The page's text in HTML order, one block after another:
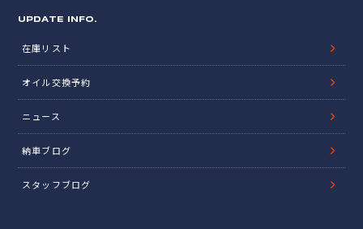
UPDATE INFO.
在庫リスト
オイル交換予約
ニュース
納車ブログ
スタッフブログ